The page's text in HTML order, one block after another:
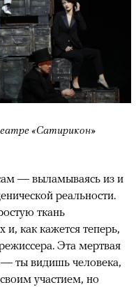
«Сатирикон»
— выламываясь из и
реальности.
ткань
как кажется теперь,
Эта мертвая
ты видишь человека,
участием, но